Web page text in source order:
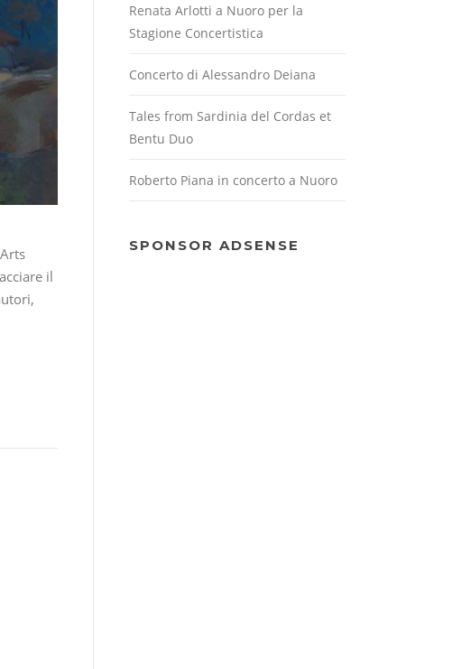
il
Renata Arlotti a Nuoro per la
Stagione Concertistica
Concerto di Alessandro Deiana
Tales from Sardinia del Cordas et
Bentu Duo
Roberto Piana in concerto a Nuoro
SPONSOR ADSENSE